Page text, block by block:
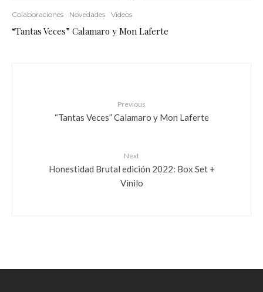
Colaboraciones Novedades Videos
“Tantas Veces” Calamaro y Mon Laferte
Previous
“Tantas Veces” Calamaro y Mon Laferte
Next
Honestidad Brutal edición 2022: Box Set +
Vinilo